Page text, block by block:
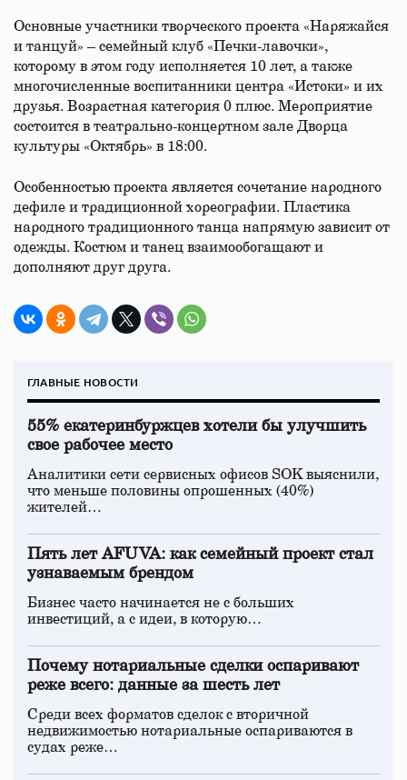
Основные участники творческого проекта «Наряжайся
и танцуй» – семейный клуб «Печки-лавочки»,
которому в этом году исполняется 10 лет, а также
многочисленные воспитанники центра «Истоки» и их
друзья. Возрастная категория 0 плюс. Мероприятие
состоится в театрально-концертном зале Дворца
культуры «Октябрь» в 18:00.
Особенностью проекта является сочетание народного
дефиле и традиционной хореографии. Пластика
народного традиционного танца напрямую зависит от
одежды. Костюм и танец взаимообогащают и
дополняют друг друга.
ГЛАВНЫЕ НОВОСТИ
55% екатеринбуржцев хотели бы улучшить
свое рабочее место
Аналитики сети сервисных офисов SOK выяснили,
что меньше половины опрошенных (40%)
жителей…
Пять лет AFUVA: как семейный проект стал
узнаваемым брендом
Бизнес часто начинается не с больших
инвестиций, а с идеи, в которую…
Почему нотариальные сделки оспаривают
реже всего: данные за шесть лет
Среди всех форматов сделок с вторичной
недвижимостью нотариальные оспариваются в
судах реже…